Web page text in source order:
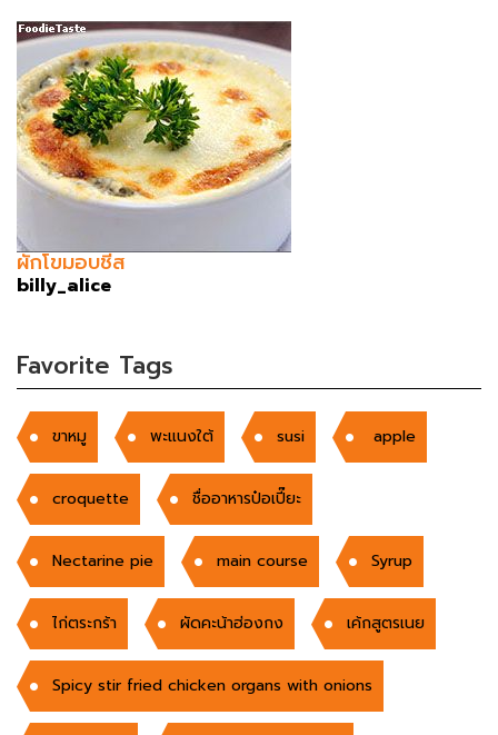
ผักโขมอบชีส
billy_alice
Favorite Tags
ขาหมู พะแนงใต้ susi apple
croquette ชื่ออาหารป๋อเปี๊ยะ
Nectarine pie main course Syrup
ไก่ตระกร้า ผัดคะน้าฮ่องกง เค้กสูตรเนย
Spicy stir fried chicken organs with onions